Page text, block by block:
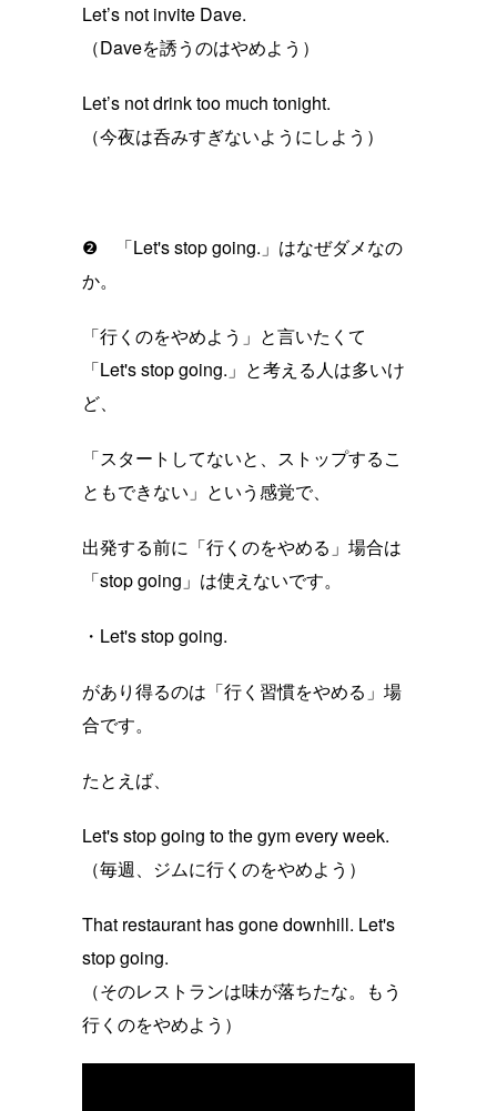
Let’s not invite Dave.
（Daveを誘うのはやめよう）
Let’s not drink too much tonight.
（今夜は呑みすぎないようにしよう）
❷ 「Let's stop going.」はなぜダメなの
か。
「行くのをやめよう」と言いたくて
「Let's stop going.」と考える人は多いけ
ど、
「スタートしてないと、ストップするこ
ともできない」という感覚で、
出発する前に「行くのをやめる」場合は
「stop going」は使えないです。
・Let's stop going.
があり得るのは「行く習慣をやめる」場
合です。
たとえば、
Let's stop going to the gym every week.
（毎週、ジムに行くのをやめよう）
That restaurant has gone downhill. Let's
stop going.
（そのレストランは味が落ちたな。もう
行くのをやめよう）